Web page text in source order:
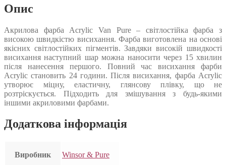
Опис
Акрилова фарба Acrylic Van Pure – світлостійка фарба з
високою швидкістю висихання. Фарба виготовлена на основі
якісних світлостійких пігментів. Завдяки високій швидкості
висихання наступний шар можна наносити через 15 хвилин
після нанесення першого. Повний час висихання фарби
Acrylic становить 24 години. Після висихання, фарба Acrylic
утворює міцну, еластичну, глянсову плівку, що не
розтріскується. Підходить для змішування з будь-якими
іншими акриловими фарбами.
Додаткова інформація
Виробник Winsor & Pure